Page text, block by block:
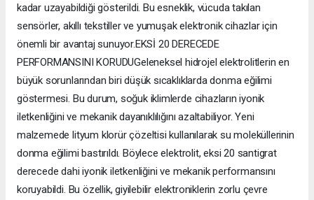
kadar uzayabildiği gösterildi. Bu esneklik, vücuda takılan
sensörler, akıllı tekstiller ve yumuşak elektronik cihazlar için
önemli bir avantaj sunuyor.EKSİ 20 DERECEDE
PERFORMANSINI KORUDUGeleneksel hidrojel elektrolitlerin en
büyük sorunlarından biri düşük sıcaklıklarda donma eğilimi
göstermesi. Bu durum, soğuk iklimlerde cihazların iyonik
iletkenliğini ve mekanik dayanıklılığını azaltabiliyor. Yeni
malzemede lityum klorür çözeltisi kullanılarak su moleküllerinin
donma eğilimi bastırıldı. Böylece elektrolit, eksi 20 santigrat
derecede dahi iyonik iletkenliğini ve mekanik performansını
koruyabildi. Bu özellik, giyilebilir elektroniklerin zorlu çevre